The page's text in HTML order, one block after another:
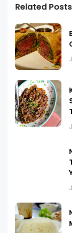
Related Posts